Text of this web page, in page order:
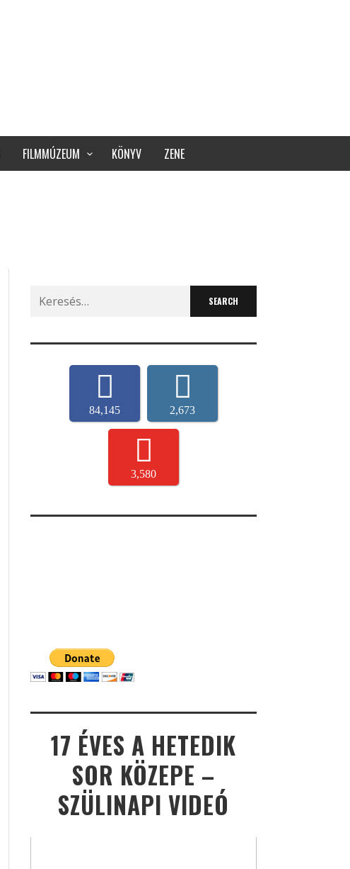
FILMMÚZEUM KÖNYV ZENE
Search
for:
84,145 2,673
3,580
17 ÉVES A HETEDIK
SOR KÖZEPE –
SZÜLINAPI VIDEÓ